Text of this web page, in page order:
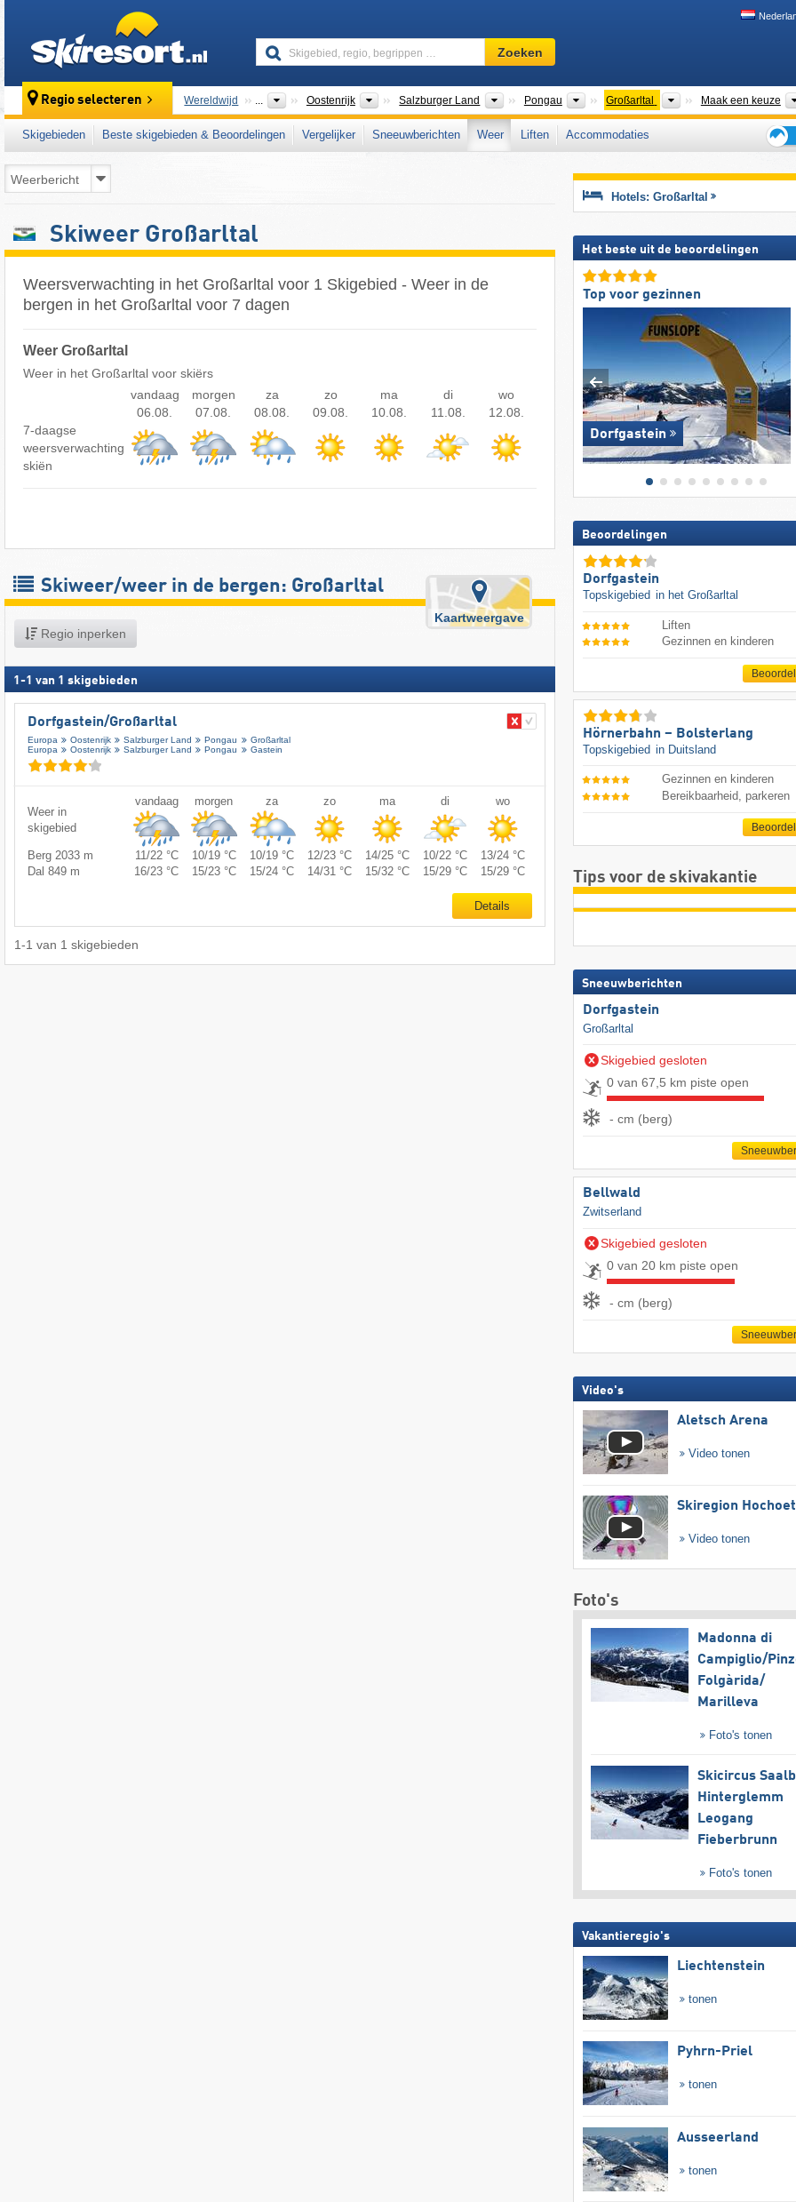
Skigebied,
regio,
…
Zoeken
Regio selecteren Wereldwijd ... Oostenrijk LandenSalzburger Land Bondsstaten
Pongau Gouwen
Großarltal Toerismeregio's
Maak een keuze
Skigebieden Beste skigebieden & Beoordelingen Vergelijker Sneeuwberichten Weer Liften
Accommodaties
voor
Skiweer Großarltal
Weersverwachting in het Großarltal voor 1 Skigebied - Weer in de
bergen in het Großarltal voor 7 dagen
Weer Großarltal
Weer in het Großarltal voor skiërs
vandaag
06.08.
morgen
07.08.
za
08.08.
zo
09.08.
ma
10.08.
di
11.08.
wo
12.08.
7-daagse
weersverwachting
skiën
Skiweer/weer in de bergen: Großarltal
Regio inperken
Kaartweergave
1 -1 van 1 skigebieden
Dorfgastein/​Großarltal
Europa Oostenrijk Salzburger Land Pongau
Großarltal
Europa
Oostenrijk Salzburger Land Pongau Gastein
Weer in
skigebied
vandaag morgen za zo ma di wo
Berg 2033 m 11/22 °C 10/19 °C 10/19 °C 12/23 °C 14/25 °C 10/22 °C
13/24 °C
Dal 849 m
16/23 °C 15/23 °C 15/24 °C 14/31 °C 15/32 °C 15/29 °C 15/29 °C
Details
1-1 van 1 skigebieden
Hotels: Großarltal
Het beste uit de beoordelingen
Top voor gezinnen
Dorfgastein
Beoordelingen
Dorfgastein
Topskigebied in het Großarltal
Liften
Gezinnen en kinderen
Hörnerbahn – Bolsterlang
Topskigebied in Duitsland
Gezinnen en kinderen
Bereikbaarheid, parkeren
Tips voor de skivakantie
Sneeuwberichten
Dorfgastein
Großarltal
Skigebied gesloten
0 van 67,5 km piste open
- cm (berg)
Bellwald
Zwitserland
Skigebied gesloten
0 van 20 km piste open
- cm (berg)
Video's
Aletsch Arena
Video tonen
Skiregion
Video tonen
Foto's
Madonna di
Campiglio/​
Folgàrida/​
Marilleva
Foto's tonen
Skicircus
Hinterglemm
Leogang
Fieberbrunn
Foto's tonen
Vakantieregio's
Liechtenstein
tonen
Pyhrn-Priel
tonen
Ausseerland
tonen